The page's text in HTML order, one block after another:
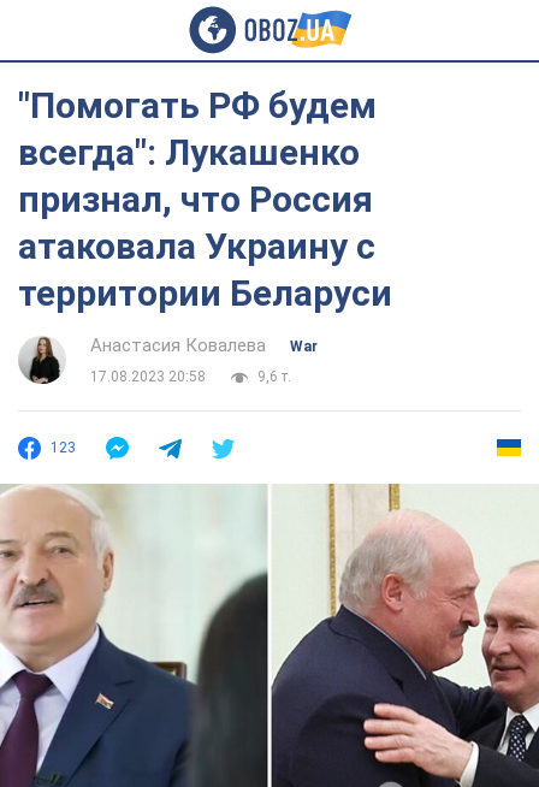
"Помогать РФ будем
всегда": Лукашенко
признал, что Россия
атаковала Украину с
территории Беларуси
Анастасия Ковалева
War
17.08.2023 20:58
9,6 т.
123